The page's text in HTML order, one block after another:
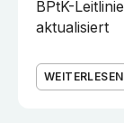
BPtK-
aktualisiert
WEITERLESEN